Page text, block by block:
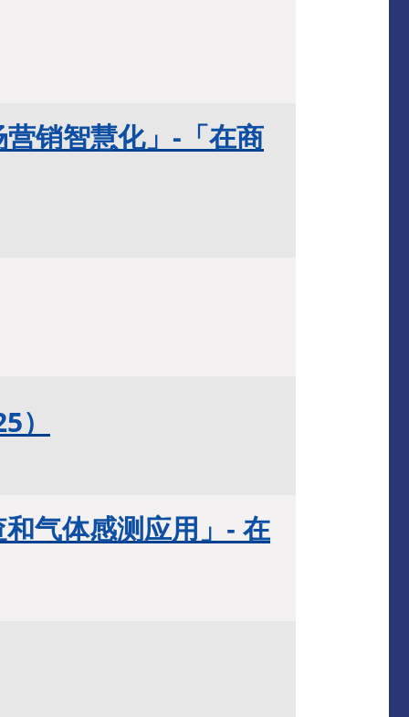
销智慧化」-「在商
）
气体感测应用」- 在